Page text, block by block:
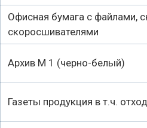
Офисная бумага с файлами,
скоросшивателями
Архив М 1 (черно-белый)
Газеты продукция в т.ч.